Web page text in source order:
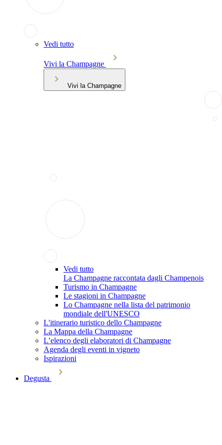
Vedi tutto
Vivi la Champagne
Vivi la Champagne
Vedi tutto
La Champagne raccontata dagli Champenois
Turismo in Champagne
Le stagioni in Champagne
Lo Champagne nella lista del patrimonio
mondiale dell'UNESCO
L'itinerario turistico dello Champagne
La Mappa della Champagne
L’elenco degli elaboratori di Champagne
Agenda degli eventi in vigneto
Ispirazioni
Degusta